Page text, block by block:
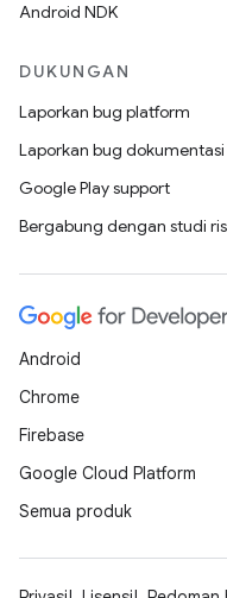
Android NDK
DUKUNGAN
Laporkan bug platform
Laporkan bug dokumentasi
Google Play support
Bergabung dengan studi
Android
Chrome
Firebase
Google Cloud Platform
Semua produk